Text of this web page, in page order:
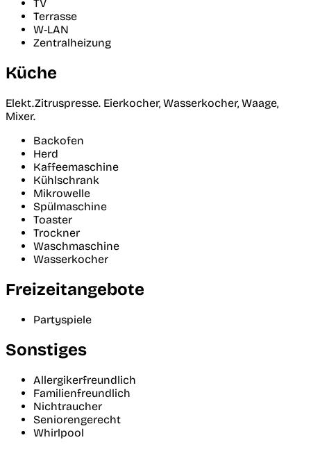
TV
Terrasse
W-LAN
Zentralheizung
Küche
Elekt.Zitruspresse. Eierkocher, Wasserkocher, Waage,
Mixer.
Backofen
Herd
Kaffeemaschine
Kühlschrank
Mikrowelle
Spülmaschine
Toaster
Trockner
Waschmaschine
Wasserkocher
Freizeitangebote
Partyspiele
Sonstiges
Allergikerfreundlich
Familienfreundlich
Nichtraucher
Seniorengerecht
Whirlpool